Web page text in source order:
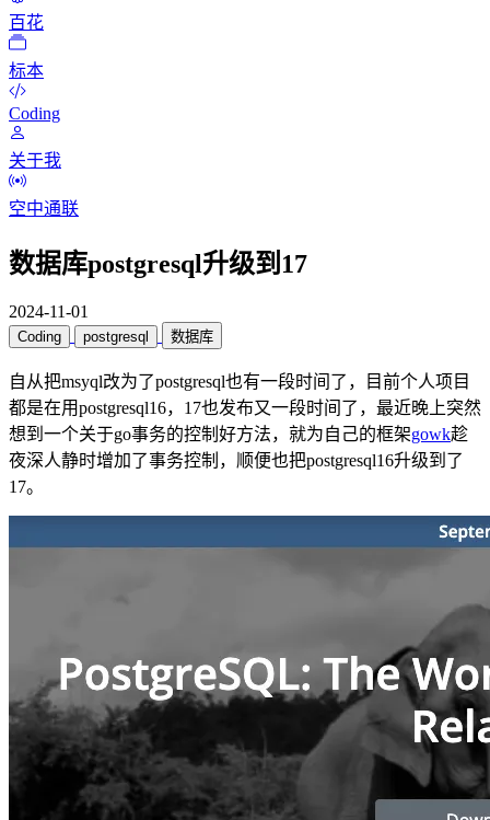
百花
标本
Coding
关于我
空中通联
数据库postgresql升级到17
2024-11-01
Coding postgresql 数据库
自从把msyql改为了postgresql也有一段时间了，目前个人项目
都是在用postgresql16，17也发布又一段时间了，最近晚上突然
想到一个关于go事务的控制好方法，就为自己的框架gowk趁
夜深人静时增加了事务控制，顺便也把postgresql16升级到了
17。